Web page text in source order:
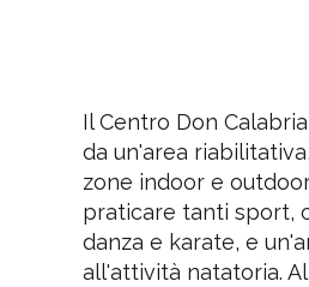
Il Centro Don
da un'area
zone indoor e
praticare tanti sport,
danza e karate, e
all'attività natatoria.